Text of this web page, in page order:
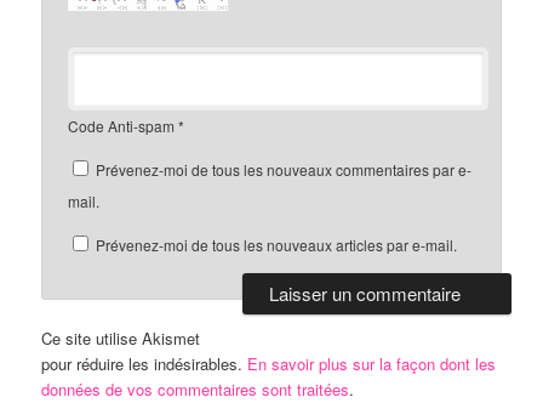
Code Anti-spam *
Prévenez-moi de tous les nouveaux commentaires par e-
mail.
Prévenez-moi de tous les nouveaux articles par e-mail.
Ce site utilise Akismet
pour réduire les indésirables. En savoir plus sur la façon dont les
données de vos commentaires sont traitées.